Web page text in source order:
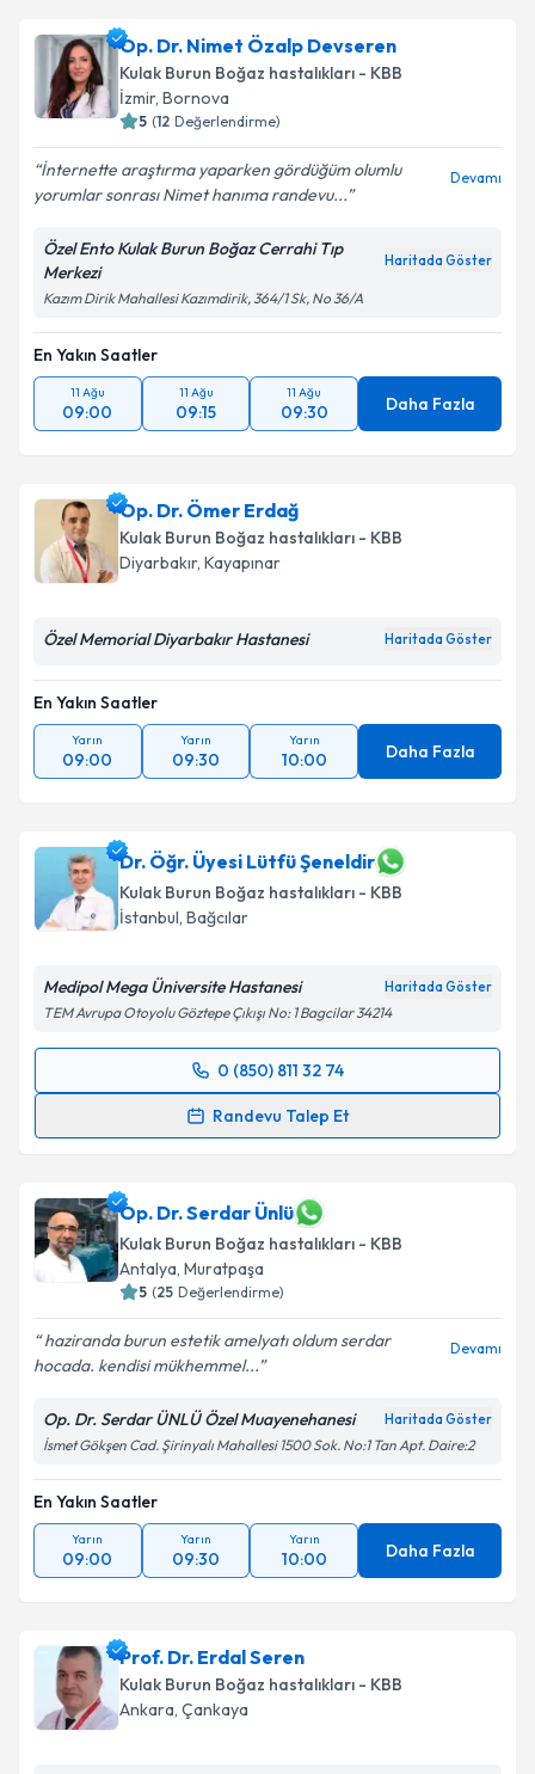
Op. Dr. Nimet Özalp Devseren
Kulak Burun Boğaz hastalıkları - KBB
İzmir, Bornova
5 (12 Değerlendirme)
İnternette araştırma yaparken gördüğüm olumlu
yorumlar sonrası Nimet hanıma randevu...
Devamı
Özel Ento Kulak Burun Boğaz Cerrahi Tıp
Merkezi
Haritada Göster
Kazım Dirik Mahallesi Kazımdirik, 364/1 Sk, No 36/A
En Yakın Saatler
11 Ağu
09:00
11 Ağu
09:15
11 Ağu
09:30 Daha Fazla
Op. Dr. Ömer Erdağ
Kulak Burun Boğaz hastalıkları - KBB
Diyarbakır, Kayapınar
Özel Memorial Diyarbakır Hastanesi Haritada Göster
En Yakın Saatler
Yarın
09:00
Yarın
09:30
Yarın
10:00 Daha Fazla
Dr. Öğr. Üyesi Lütfü Şeneldir
Kulak Burun Boğaz hastalıkları - KBB
İstanbul, Bağcılar
Medipol Mega Üniversite Hastanesi Haritada Göster
TEM Avrupa Otoyolu Göztepe Çıkışı No: 1 Bagcilar 34214
0 (850) 811 32 74
Randevu Talep Et
Randevu Takvimi Talebi
için bir takvim hazırlandığında e-posta ile
bilgilendireceğiz.
E-posta Adresiniz
Metni'ni okudum ve kişisel verilerimin belirtilen
kapsamda işlenmesini kabul ediyorum.
Takvim Talebini Gönder
Op. Dr. Serdar Ünlü
Kulak Burun Boğaz hastalıkları - KBB
Antalya, Muratpaşa
5 (25 Değerlendirme)
haziranda burun estetik amelyatı oldum serdar
hocada. kendisi mükhemmel...
Devamı
Op. Dr. Serdar ÜNLÜ Özel Muayenehanesi Haritada Göster
İsmet Gökşen Cad. Şirinyalı Mahallesi 1500 Sok. No:1 Tan Apt. Daire:2
En Yakın Saatler
Yarın
09:00
Yarın
09:30
Yarın
10:00 Daha Fazla
Prof. Dr. Erdal Seren
Kulak Burun Boğaz hastalıkları - KBB
Ankara, Çankaya